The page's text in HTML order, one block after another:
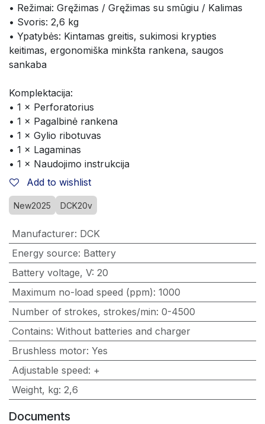
• Režimai: Gręžimas / Gręžimas su smūgiu / Kalimas
• Svoris: 2,6 kg
• Ypatybės: Kintamas greitis, sukimosi krypties
keitimas, ergonomiška minkšta rankena, saugos
sankaba
Komplektacija:
• 1 × Perforatorius
• 1 × Pagalbinė rankena
• 1 × Gylio ribotuvas
• 1 × Lagaminas
• 1 × Naudojimo instrukcija
Add to wishlist
New2025 DCK20v
Manufacturer: DCK
Energy source: Battery
Battery voltage, V: 20
Maximum no-load speed (ppm): 1000
Number of strokes, strokes/min: 0-4500
Contains: Without batteries and charger
Brushless motor: Yes
Adjustable speed: +
Weight, kg: 2,6
Documents